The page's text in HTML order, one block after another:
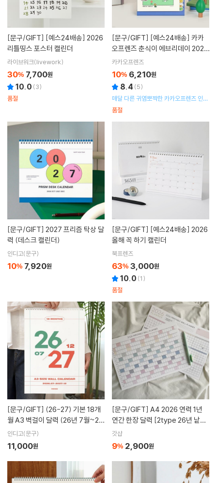
[문구/GIFT]
리틀띵스 포스터 캘린더
라이브워크(livework)
30% 7,700원
10.0 (3)
품절
[문구/GIFT]
오프렌즈 춘식이 에브리데이 2026
인덱스 탁상 캘린더 달력
카카오프렌즈
10% 6,210원
8.4 (5)
매달 다른 귀염뽀짝한 카카오프렌즈 인덱
스로 지루할 틈 없는 2026년 캘린더
품절
[문구/GIFT]
력 (데스크 캘린더)
인디고(문구)
10% 7,920원
[문구/GIFT]
올해 꼭 하기 캘린더
북프렌즈
63% 3,000원
10.0 (1)
품절
[문구/GIFT]
월 A3 벽걸이 달력 (26년 7월~27
년 12월)
인디고(문구)
11,000원
[문구/GIFT]
연간 한장 달력 [2type 26년 낱장
포스터 캘린더 2026년 스케쥴 계획
표 26 일정표]
갓샵
9% 2,900원